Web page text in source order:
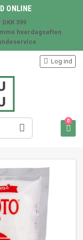
ONLINE
399
hverdagsaften

 Log ind

0